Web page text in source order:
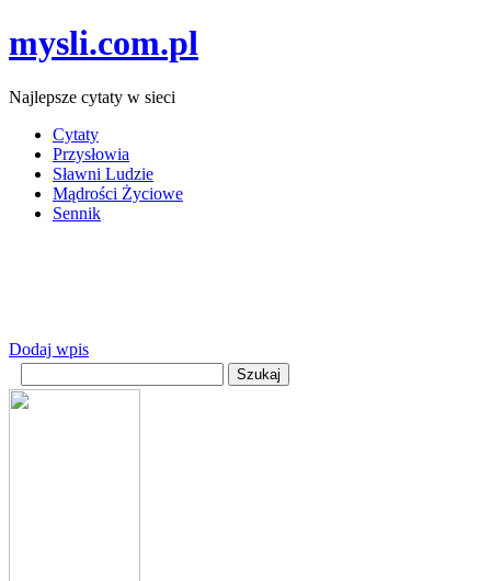
mysli.com.pl
Najlepsze cytaty w sieci
Cytaty
Przysłowia
Sławni Ludzie
Mądrości Życiowe
Sennik
Dodaj wpis